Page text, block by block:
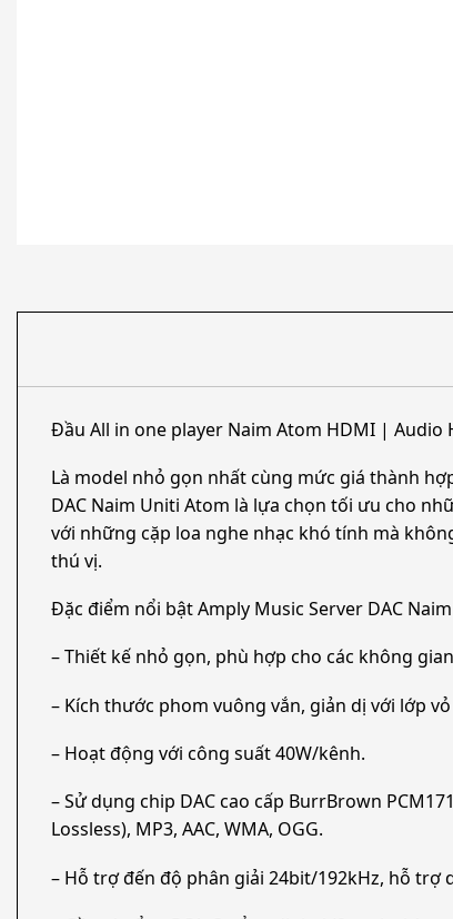
Đầu All in one player Naim Atom HDMI | Audio
Là model nhỏ gọn nhất cùng mức giá thành
DAC Naim Uniti Atom là lựa chọn tối ưu cho
với những cặp loa nghe nhạc khó tính mà
thú vị.
Đặc điểm nổi bật Amply Music Server DAC
– Thiết kế nhỏ gọn, phù hợp cho các không
– Kích thước phom vuông vắn, giản dị với lớp
– Hoạt động với công suất 40W/kênh.
– Sử dụng chip DAC cao cấp BurrBrown
Lossless), MP3, AAC, WMA, OGG.
– Hỗ trợ đến độ phân giải 24bit/192kHz, hỗ trợ